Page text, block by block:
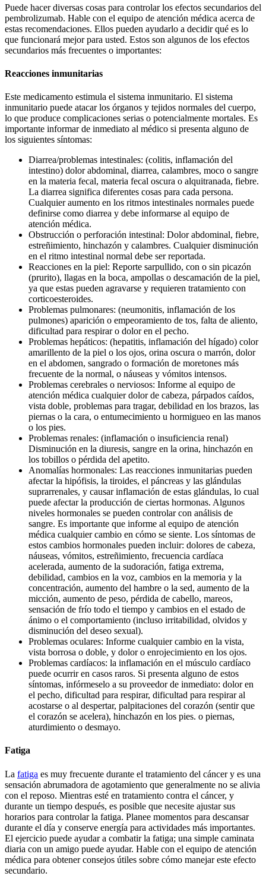
Puede hacer diversas cosas para controlar los efectos secundarios del
pembrolizumab. Hable con el equipo de atención médica acerca de
estas recomendaciones. Ellos pueden ayudarlo a decidir qué es lo
que funcionará mejor para usted. Estos son algunos de los efectos
secundarios más frecuentes o importantes:
Reacciones inmunitarias
Este medicamento estimula el sistema inmunitario. El sistema
inmunitario puede atacar los órganos y tejidos normales del cuerpo,
lo que produce complicaciones serias o potencialmente mortales. Es
importante informar de inmediato al médico si presenta alguno de
los siguientes síntomas:
Diarrea/problemas intestinales: (colitis, inflamación del
intestino) dolor abdominal, diarrea, calambres, moco o sangre
en la materia fecal, materia fecal oscura o alquitranada, fiebre.
La diarrea significa diferentes cosas para cada persona.
Cualquier aumento en los ritmos intestinales normales puede
definirse como diarrea y debe informarse al equipo de
atención médica.
Obstrucción o perforación intestinal: Dolor abdominal, fiebre,
estreñimiento, hinchazón y calambres. Cualquier disminución
en el ritmo intestinal normal debe ser reportada.
Reacciones en la piel: Reporte sarpullido, con o sin picazón
(prurito), llagas en la boca, ampollas o descamación de la piel,
ya que estas pueden agravarse y requieren tratamiento con
corticoesteroides.
Problemas pulmonares: (neumonitis, inflamación de los
pulmones) aparición o empeoramiento de tos, falta de aliento,
dificultad para respirar o dolor en el pecho.
Problemas hepáticos: (hepatitis, inflamación del hígado) color
amarillento de la piel o los ojos, orina oscura o marrón, dolor
en el abdomen, sangrado o formación de moretones más
frecuente de la normal, o náuseas y vómitos intensos.
Problemas cerebrales o nerviosos: Informe al equipo de
atención médica cualquier dolor de cabeza, párpados caídos,
vista doble, problemas para tragar, debilidad en los brazos, las
piernas o la cara, o entumecimiento u hormigueo en las manos
o los pies.
Problemas renales: (inflamación o insuficiencia renal)
Disminución en la diuresis, sangre en la orina, hinchazón en
los tobillos o pérdida del apetito.
Anomalías hormonales: Las reacciones inmunitarias pueden
afectar la hipófisis, la tiroides, el páncreas y las glándulas
suprarrenales, y causar inflamación de estas glándulas, lo cual
puede afectar la producción de ciertas hormonas. Algunos
niveles hormonales se pueden controlar con análisis de
sangre. Es importante que informe al equipo de atención
médica cualquier cambio en cómo se siente. Los síntomas de
estos cambios hormonales pueden incluir: dolores de cabeza,
náuseas, vómitos, estreñimiento, frecuencia cardíaca
acelerada, aumento de la sudoración, fatiga extrema,
debilidad, cambios en la voz, cambios en la memoria y la
concentración, aumento del hambre o la sed, aumento de la
micción, aumento de peso, pérdida de cabello, mareos,
sensación de frío todo el tiempo y cambios en el estado de
ánimo o el comportamiento (incluso irritabilidad, olvidos y
disminución del deseo sexual).
Problemas oculares: Informe cualquier cambio en la vista,
vista borrosa o doble, y dolor o enrojecimiento en los ojos.
Problemas cardíacos: la inflamación en el músculo cardíaco
puede ocurrir en casos raros. Si presenta alguno de estos
síntomas, infórmeselo a su proveedor de inmediato: dolor en
el pecho, dificultad para respirar, dificultad para respirar al
acostarse o al despertar, palpitaciones del corazón (sentir que
el corazón se acelera), hinchazón en los pies. o piernas,
aturdimiento o desmayo.
Fatiga
La fatiga es muy frecuente durante el tratamiento del cáncer y es una
sensación abrumadora de agotamiento que generalmente no se alivia
con el reposo. Mientras esté en tratamiento contra el cáncer, y
durante un tiempo después, es posible que necesite ajustar sus
horarios para controlar la fatiga. Planee momentos para descansar
durante el día y conserve energía para actividades más importantes.
El ejercicio puede ayudar a combatir la fatiga; una simple caminata
diaria con un amigo puede ayudar. Hable con el equipo de atención
médica para obtener consejos útiles sobre cómo manejar este efecto
secundario.